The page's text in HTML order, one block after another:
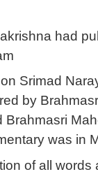
had
Srimad
by
Brahmasri
was in
of all